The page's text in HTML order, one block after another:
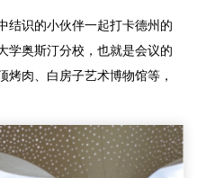
结识的小伙伴一起打卡德州的
学奥斯汀分校，也就是会议的
烤肉、白房子艺术博物馆等，